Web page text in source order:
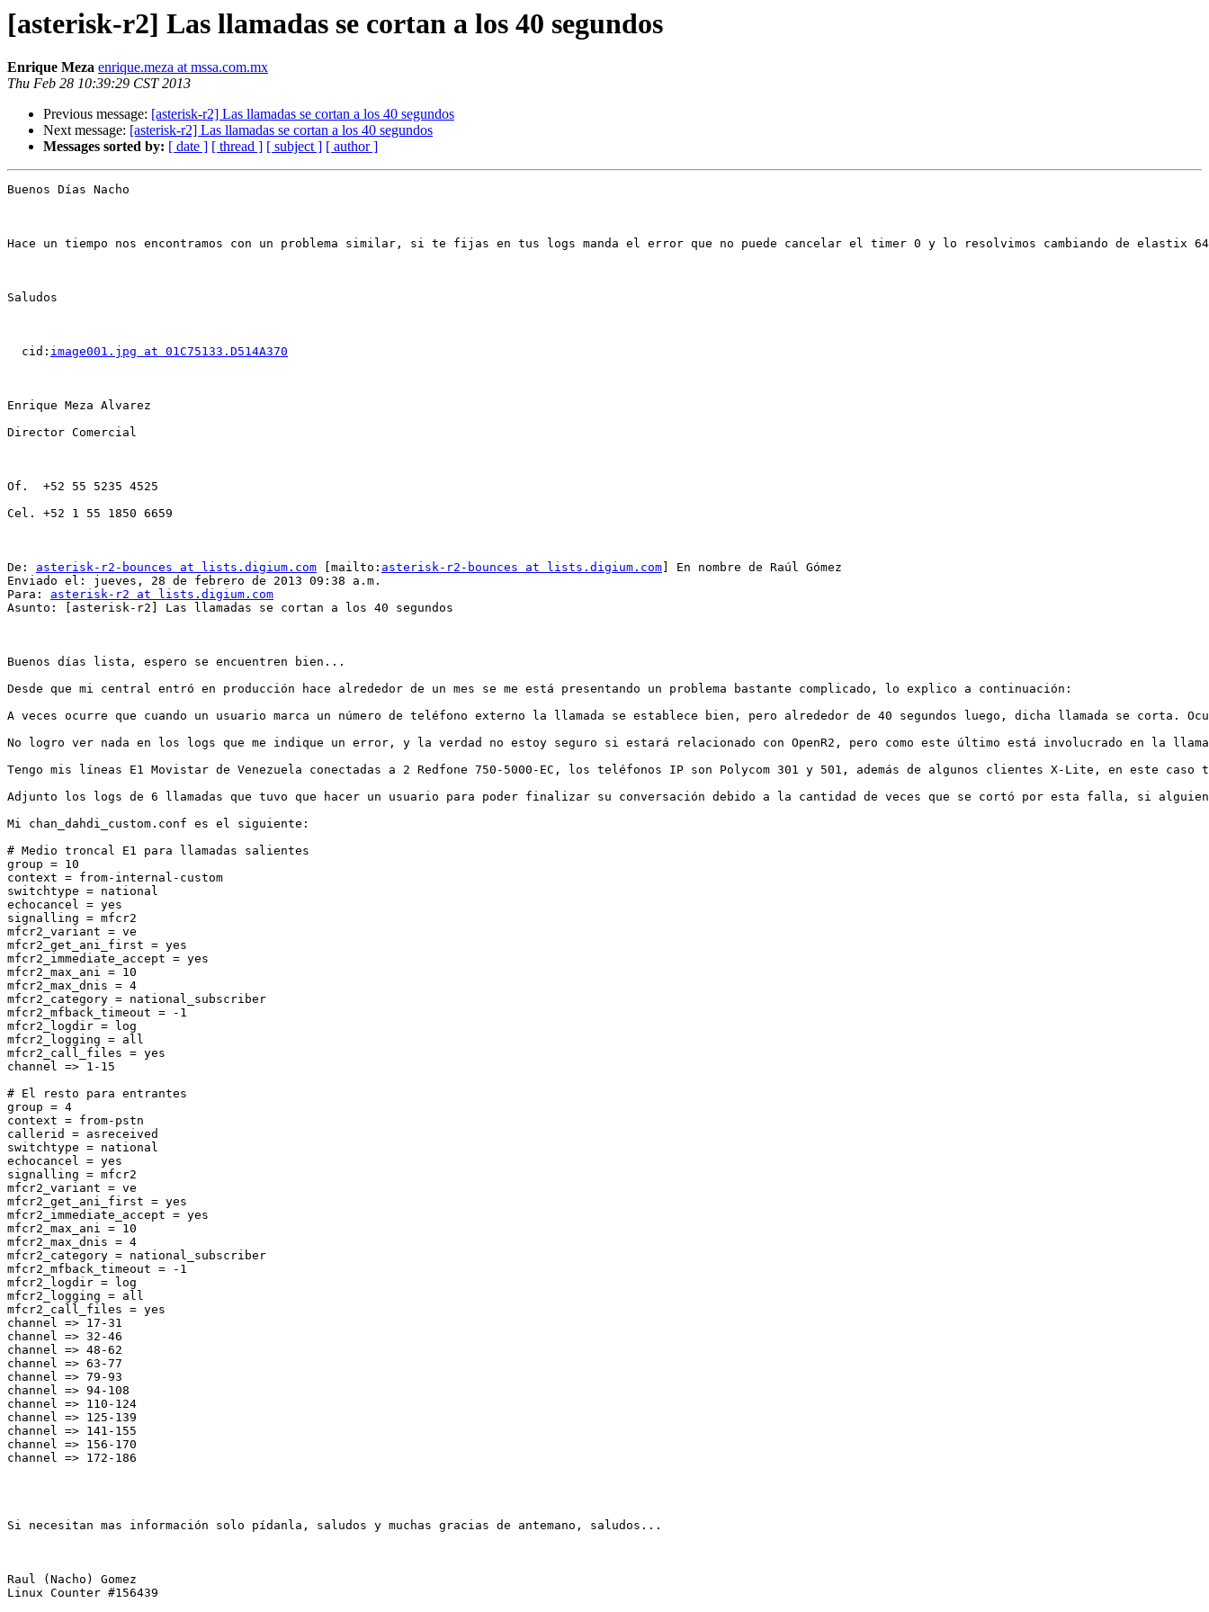
[asterisk-r2] Las llamadas se cortan a los 40 segundos
Enrique Meza enrique.meza at mssa.com.mx
Thu Feb 28 10:39:29 CST 2013
Previous message: [asterisk-r2] Las llamadas se cortan a los 40 segundos
Next message: [asterisk-r2] Las llamadas se cortan a los 40 segundos
Messages sorted by: [ date ] [ thread ] [ subject ] [ author ]
Buenos Días Nacho
Hace un tiempo nos encontramos con un problema similar, si te fijas en tus logs manda el error que no puede cancelar el timer 0 y lo resolvimos cambiando de
Saludos
  cid:
image001.jpg at 01C75133.D514A370
Enrique Meza Alvarez
Director Comercial
Of.  +52 55 5235 4525
Cel. +52 1 55 1850 6659
De: asterisk-r2-bounces at lists.digium.com [mailto: asterisk-r2-bounces at lists.digium.com ] En nombre de Raúl Gómez
Enviado el: jueves, 28 de febrero de 2013 09:38 a.m.
Para: asterisk-r2 at lists.digium.com
Asunto: [asterisk-r2] Las llamadas se cortan a los 40 segundos
Buenos días lista, espero se encuentren bien...
Desde que mi central entró en producción hace alrededor de un mes se me está presentando un problema bastante complicado, lo explico a continuación:
A veces ocurre que cuando un usuario marca un número de teléfono externo la llamada se establece bien, pero alrededor de 40 segundos luego, dicha llamada se
No logro ver nada en los logs que me indique un error, y la verdad no estoy seguro si estará relacionado con OpenR2, pero como este último está involucrado en la
Tengo mis líneas E1 Movistar de Venezuela conectadas a 2 Redfone 750-5000-EC, los teléfonos IP son Polycom 301 y 501, además de algunos clientes X-Lite, en este
Adjunto los logs de 6 llamadas que tuvo que hacer un usuario para poder finalizar su conversación debido a la cantidad de veces que se cortó por esta falla, si
Mi chan_dahdi_custom.conf es el siguiente:
# Medio troncal E1 para llamadas salientes
group = 10
context = from-internal-custom
switchtype = national
echocancel = yes
signalling = mfcr2
mfcr2_variant = ve
mfcr2_get_ani_first = yes
mfcr2_immediate_accept = yes
mfcr2_max_ani = 10
mfcr2_max_dnis = 4
mfcr2_category = national_subscriber
mfcr2_mfback_timeout = -1
mfcr2_logdir = log
mfcr2_logging = all
mfcr2_call_files = yes
channel => 1-15
# El resto para entrantes
group = 4
context = from-pstn
callerid = asreceived
switchtype = national
echocancel = yes
signalling = mfcr2
mfcr2_variant = ve
mfcr2_get_ani_first = yes
mfcr2_immediate_accept = yes
mfcr2_max_ani = 10
mfcr2_max_dnis = 4
mfcr2_category = national_subscriber
mfcr2_mfback_timeout = -1
mfcr2_logdir = log
mfcr2_logging = all
mfcr2_call_files = yes
channel => 17-31
channel => 32-46
channel => 48-62
channel => 63-77
channel => 79-93
channel => 94-108
channel => 110-124
channel => 125-139
channel => 141-155
channel => 156-170
channel => 172-186
Si necesitan mas información solo pídanla, saludos y muchas gracias de antemano, saludos...
Raul (Nacho) Gomez
Linux Counter #156439